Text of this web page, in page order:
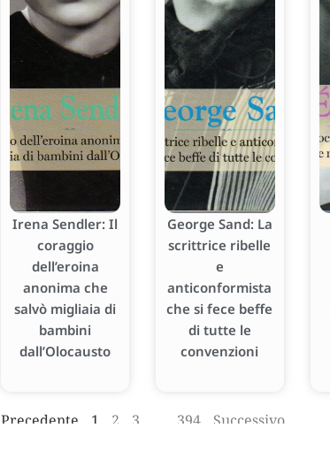
Irena Sendler: Il
coraggio
dell’eroina
anonima che
salvò migliaia di
bambini
dall’Olocausto
George Sand: La
scrittrice ribelle
e
anticonformista
che si fece beffe
di tutte le
convenzioni
Precedente 1 2 3 394 Successivo